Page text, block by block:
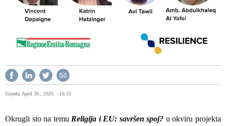
Srijeda, April 30., 2025. - 16:33
Okrugli sto na temu Religija i EU: savršen spoj? u okviru projekta